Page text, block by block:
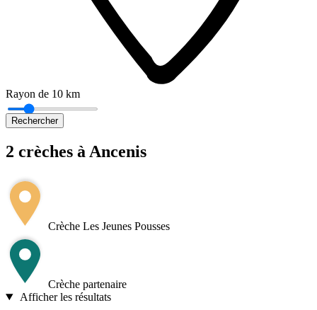
Rayon de 10 km
Rechercher
2 crèches à Ancenis
+
−
Crèche Les Jeunes Pousses
Crèche partenaire
Afficher les résultats